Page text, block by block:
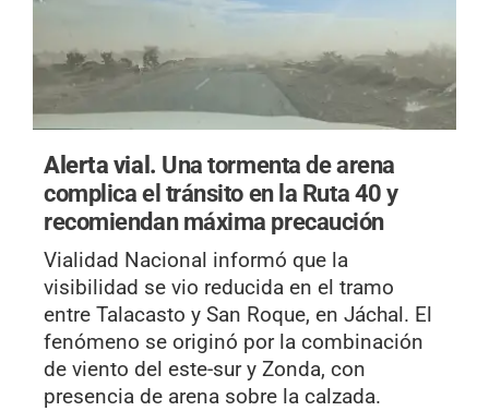
Alerta vial. Una tormenta de arena
complica el tránsito en la Ruta 40 y
recomiendan máxima precaución
Vialidad Nacional informó que la
visibilidad se vio reducida en el tramo
entre Talacasto y San Roque, en Jáchal. El
fenómeno se originó por la combinación
de viento del este-sur y Zonda, con
presencia de arena sobre la calzada.